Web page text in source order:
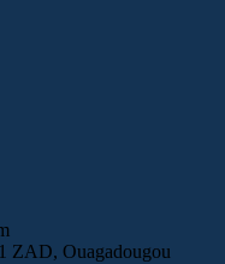
ZAD, Ouagadougou